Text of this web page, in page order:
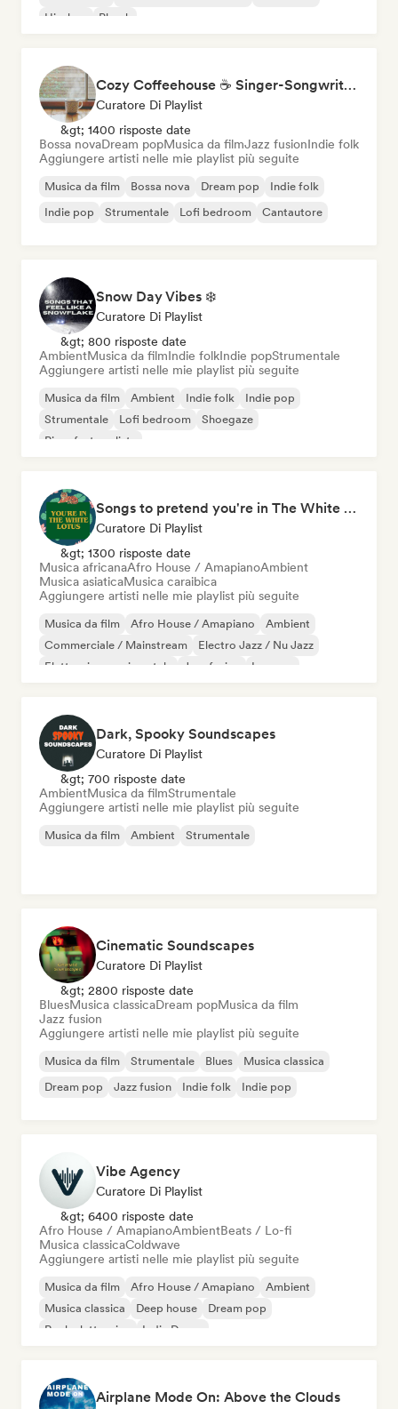
Hip-hop
Phonk
Cozy Coffeehouse ☕ Singer-Songwriter, Indie Folk & Acoustic
Curatore Di Playlist
&gt; 1400 risposte date
Bossa novaDream popMusica da filmJazz fusionIndie folk
Aggiungere artisti nelle mie playlist più seguite
Musica da film Bossa nova Dream pop
Indie folk
Indie pop
Strumentale Lofi bedroom Cantautore
Snow Day Vibes ❄️
Curatore Di Playlist
&gt; 800 risposte date
AmbientMusica da filmIndie folkIndie popStrumentale
Aggiungere artisti nelle mie playlist più seguite
Musica da film Ambient Indie folk
Indie pop
Strumentale
Lofi bedroom
Shoegaze
Pianoforte solista
Songs to pretend you're in The White Lotus
Curatore Di Playlist
&gt; 1300 risposte date
Musica africanaAfro House / AmapianoAmbient
Musica asiaticaMusica caraibica
Aggiungere artisti nelle mie playlist più seguite
Musica da film Afro House / Amapiano
Ambient
Commerciale / Mainstream
Electro Jazz / Nu Jazz
Elettronica sperimentale
Jazz fusion Iperpop
Dark, Spooky Soundscapes
Curatore Di Playlist
&gt; 700 risposte date
AmbientMusica da filmStrumentale
Aggiungere artisti nelle mie playlist più seguite
Musica da film Ambient Strumentale
Cinematic Soundscapes
Curatore Di Playlist
&gt; 2800 risposte date
BluesMusica classicaDream popMusica da film
Jazz fusion
Aggiungere artisti nelle mie playlist più seguite
Musica da film Strumentale Blues
Musica classica
Dream pop
Jazz fusion Indie folk Indie pop
Vibe Agency
Curatore Di Playlist
&gt; 6400 risposte date
Afro House / AmapianoAmbientBeats / Lo-fi
Musica classicaColdwave
Aggiungere artisti nelle mie playlist più seguite
Musica da film Afro House / Amapiano
Ambient
Musica classica
Deep house
Dream pop
Rock elettronico
Indie Dance
Airplane Mode On: Above the Clouds